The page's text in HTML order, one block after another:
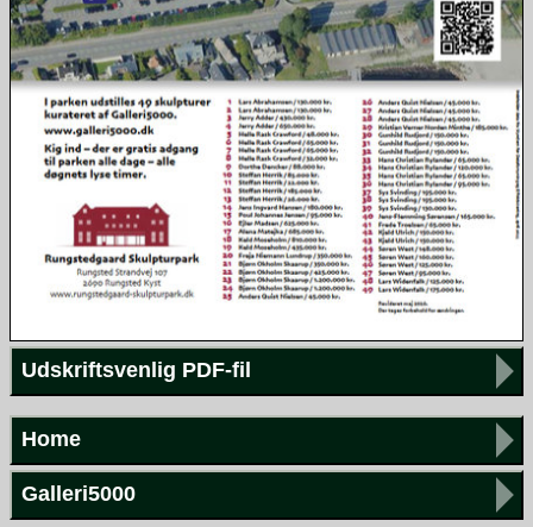
Udskriftsvenlig PDF-fil
Home
Galleri5000